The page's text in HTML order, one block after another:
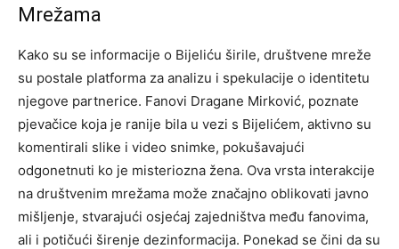
Mrežama
Kako su se informacije o Bijeliću širile, društvene mreže
su postale platforma za analizu i spekulacije o identitetu
njegove partnerice. Fanovi Dragane Mirković, poznate
pjevačice koja je ranije bila u vezi s Bijelićem, aktivno su
komentirali slike i video snimke, pokušavajući
odgonetnuti ko je misteriozna žena. Ova vrsta interakcije
na društvenim mrežama može značajno oblikovati javno
mišljenje, stvarajući osjećaj zajedništva među fanovima,
ali i potičući širenje dezinformacija. Ponekad se čini da su